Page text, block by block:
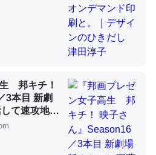
策中。あと、Googleマップで
池残量や充電中かが分かるので
分かる。
遠方の父67歳と僕。ITツール導入で
変化した｜tayorini by LIFULL介護
生 邦キチ！
3本目 新劇
て速攻地球
- 服部昇大 |